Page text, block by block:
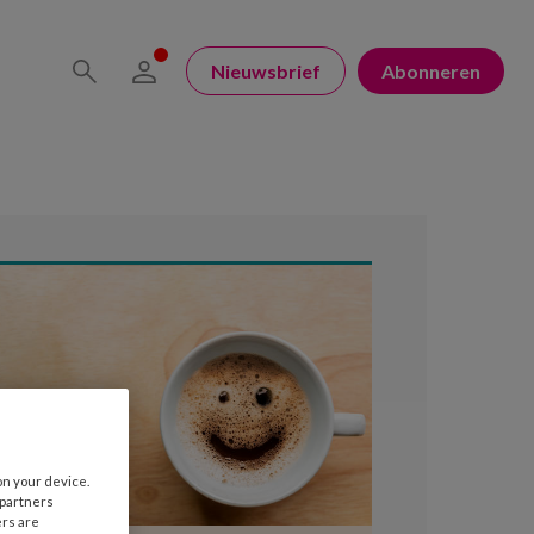
Nieuwsbrief Abonneren
your device.
are